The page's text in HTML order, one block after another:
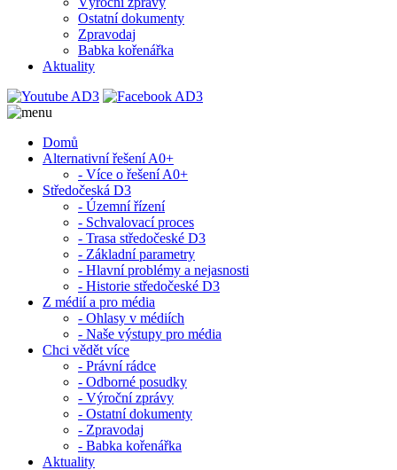
Ostatní dokumenty
Zpravodaj
Babka kořenářka
Aktuality
Domů
Alternativní řešení A0+
- Více o řešení A0+
Středočeská D3
- Územní řízení
- Schvalovací proces
- Trasa středočeské D3
- Základní parametry
- Hlavní problémy a nejasnosti
- Historie středočeské D3
Z médií a pro média
- Ohlasy v médiích
- Naše výstupy pro média
Chci vědět více
- Právní rádce
- Odborné posudky
- Výroční zprávy
- Ostatní dokumenty
- Zpravodaj
- Babka kořenářka
Aktuality